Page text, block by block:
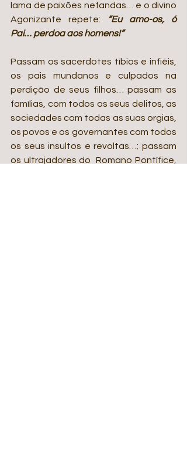
lama de paixões nefandas… e o divino
Agonizante repete:
“Eu amo-os, ó
Pai… perdoa aos homens!”
Passam os sacerdotes tíbios e infiéis,
os pais mundanos e culpados na
perdição de seus filhos… passam as
famílias, com todos os seus delitos, as
sociedades com todas as suas orgias,
os povos e os governantes com todos
os seus insultos e revoltas…; passam
os ultrajadores do  Romano Pontífice,